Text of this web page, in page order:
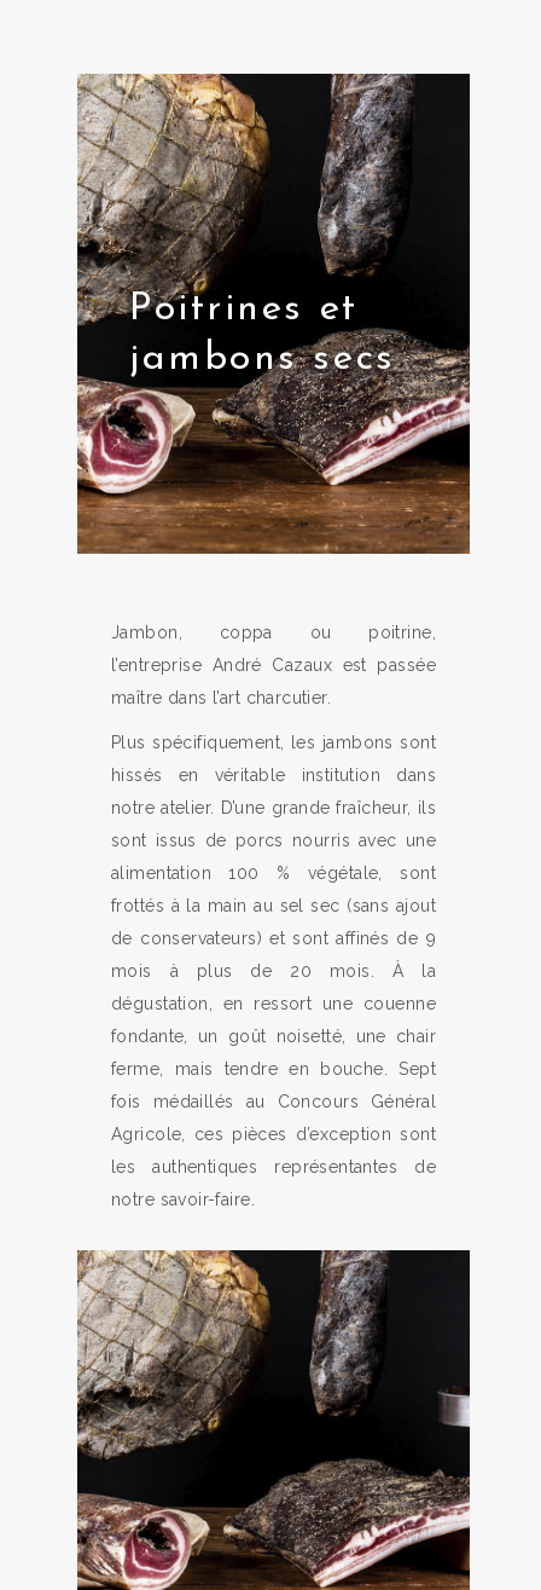
Poitrines et
jambons secs
Jambon, coppa ou poitrine,
l’entreprise André Cazaux est passée
maître dans l’art charcutier.
Plus spécifiquement, les jambons sont
hissés en véritable institution dans
notre atelier. D’une grande fraîcheur, ils
sont issus de porcs nourris avec une
alimentation 100 % végétale, sont
frottés à la main au sel sec (sans ajout
de conservateurs) et sont affinés de 9
mois à plus de 20 mois. À la
dégustation, en ressort une couenne
fondante, un goût noisetté, une chair
ferme, mais tendre en bouche. Sept
fois médaillés au Concours Général
Agricole, ces pièces d’exception sont
les authentiques représentantes de
notre savoir-faire.